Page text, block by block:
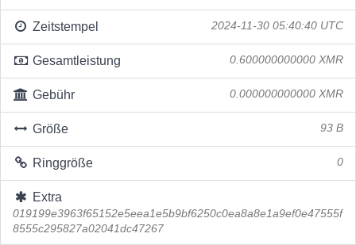
Zeitstempel 2024-11-30 05:40:40 UTC
Gesamtleistung 0.600000000000 XMR
Gebühr 0.000000000000 XMR
Größe 93 B
Ringgröße 0
Extra
019199e3963f65152e5eea1e5b9bf6250c0ea8a8e1a9ef0e47555f
8555c295827a02041dc47267